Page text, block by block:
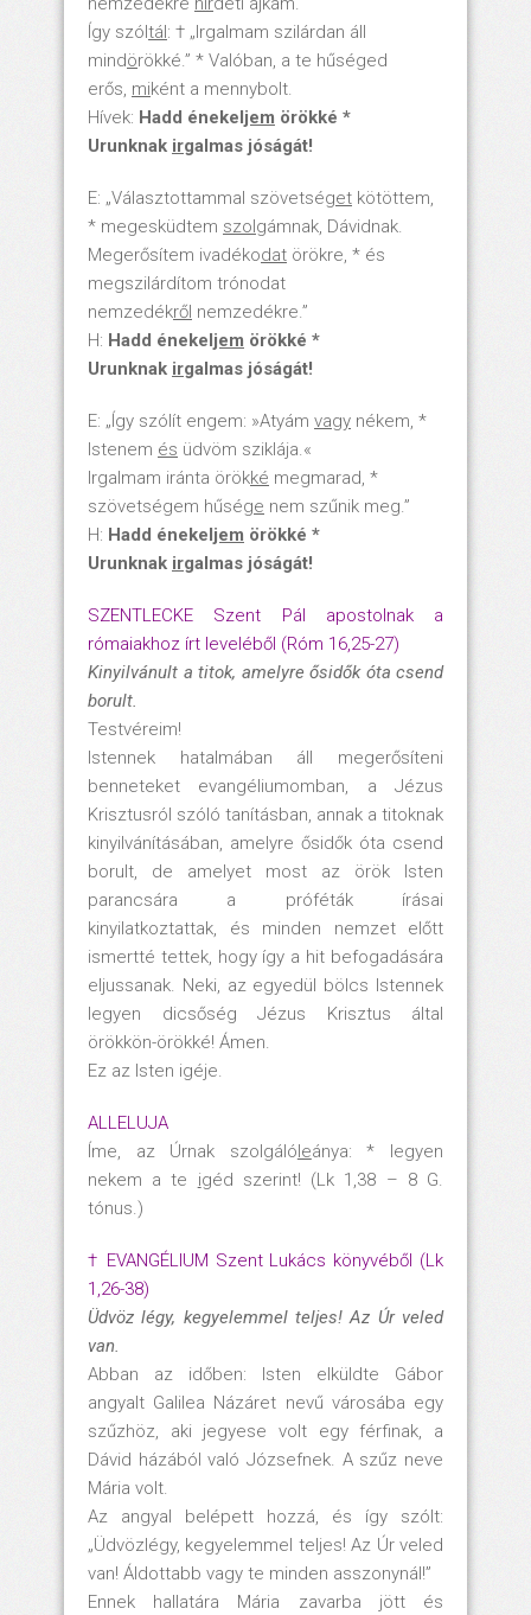
Így szól tál : † „Irgalmam szilárdan áll
mindörökké.” * Valóban, a te hűséged
erős, miként a mennybolt.
Hívek: Hadd énekel jem örökké *
Urunknak irgalmas jóságát!
E: „Választottammal szövetséget kötöttem,
* megesküdtem szol gámnak, Dávidnak.
Megerősítem ivadékodat örökre, * és
megszilárdítom trónodat
nemzedékről nemzedékre.”
H: Hadd énekel jem örökké *
Urunknak irgalmas jóságát!
E: „Így szólít engem: »Atyám vagy nékem, *
Istenem és üdvöm sziklája.«
Irgalmam iránta örökké megmarad, *
szövetségem hűsége nem szűnik meg.”
H: Hadd énekel jem örökké *
Urunknak irgalmas jóságát!
SZENTLECKE Szent Pál apostolnak a
rómaiakhoz írt leveléből (Róm 16,25-27)
Kinyilvánult a titok, amelyre ősidők óta csend
borult.
Testvéreim!
Istennek hatalmában áll megerősíteni
benneteket evangéliumomban, a Jézus
Krisztusról szóló tanításban, annak a titoknak
kinyilvánításában, amelyre ősidők óta csend
borult, de amelyet most az örök Isten
parancsára a próféták írásai
kinyilatkoztattak, és minden nemzet előtt
ismertté tettek, hogy így a hit befogadására
eljussanak. Neki, az egyedül bölcs Istennek
legyen dicsőség Jézus Krisztus által
örökkön-örökké! Ámen.
Ez az Isten igéje.
ALLELUJA
Íme, az Úrnak szolgáló leánya: * legyen
nekem a te igéd szerint! (Lk 1,38 – 8 G.
tónus.)
† EVANGÉLIUM Szent Lukács könyvéből (Lk
1,26-38)
Üdvöz légy, kegyelemmel teljes! Az Úr veled
van.
Abban az időben: Isten elküldte Gábor
angyalt Galilea Názáret nevű városába egy
szűzhöz, aki jegyese volt egy férfinak, a
Dávid házából való Józsefnek. A szűz neve
Mária volt.
Az angyal belépett hozzá, és így szólt:
„Üdvözlégy, kegyelemmel teljes! Az Úr veled
van! Áldottabb vagy te minden asszonynál!”
Ennek hallatára Mária zavarba jött és